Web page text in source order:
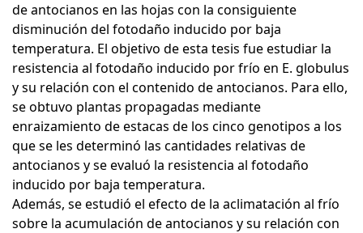
de antocianos en las hojas con la consiguiente
disminución del fotodaño inducido por baja
temperatura. El objetivo de esta tesis fue estudiar la
resistencia al fotodaño inducido por frío en E. globulus
y su relación con el contenido de antocianos. Para ello,
se obtuvo plantas propagadas mediante
enraizamiento de estacas de los cinco genotipos a los
que se les determinó las cantidades relativas de
antocianos y se evaluó la resistencia al fotodaño
inducido por baja temperatura.
Además, se estudió el efecto de la aclimatación al frío
sobre la acumulación de antocianos y su relación con